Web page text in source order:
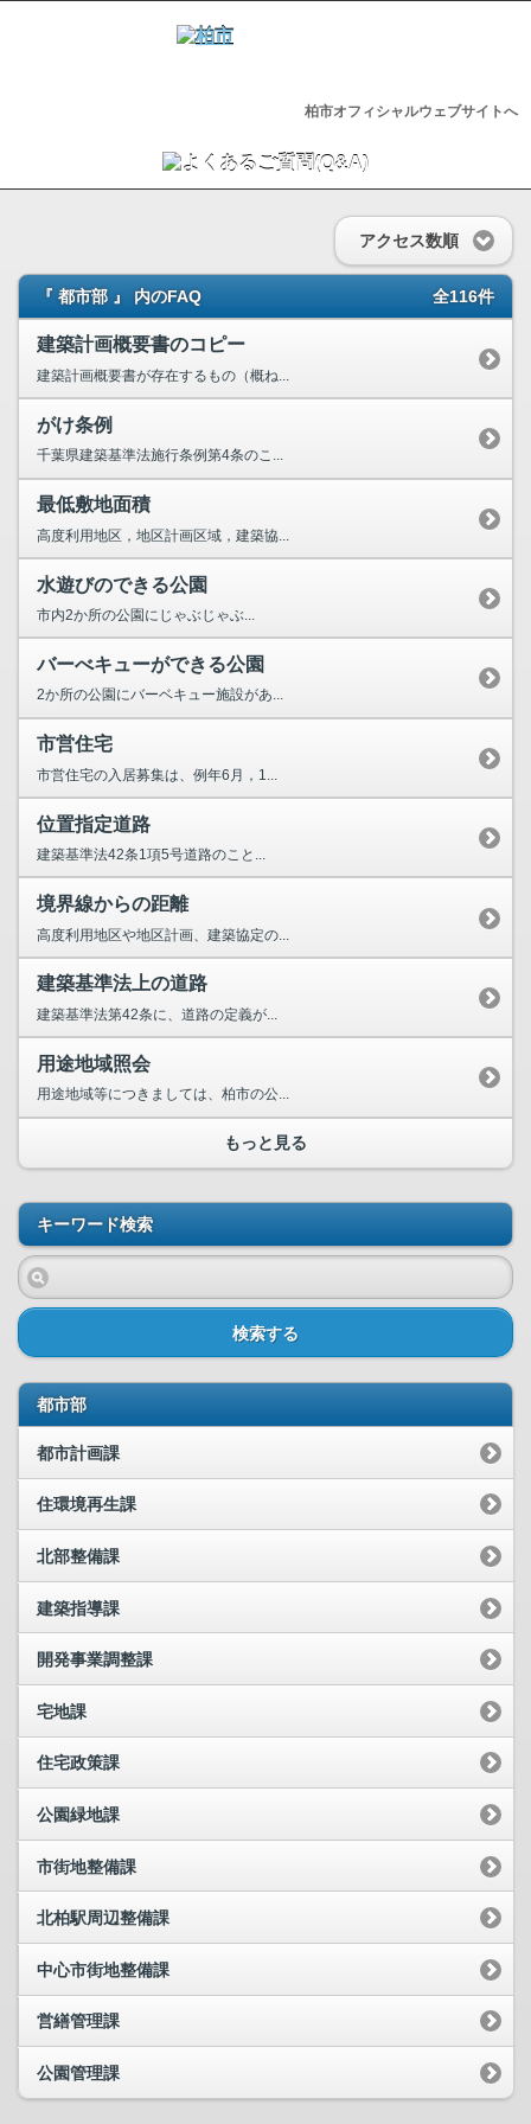
柏市オフィシャルウェブサイトへ
アクセス数順
『 都市部 』 内のFAQ 全116件
建築計画概要書のコピー
建築計画概要書が存在するもの（概ね...
がけ条例
千葉県建築基準法施行条例第4条のこ...
最低敷地面積
高度利用地区，地区計画区域，建築協...
水遊びのできる公園
市内2か所の公園にじゃぶじゃぶ...
バーべキューができる公園
2か所の公園にバーベキュー施設があ...
市営住宅
市営住宅の入居募集は、例年6月，1...
位置指定道路
建築基準法42条1項5号道路のこと...
境界線からの距離
高度利用地区や地区計画、建築協定の...
建築基準法上の道路
建築基準法第42条に、道路の定義が...
用途地域照会
用途地域等につきましては、柏市の公...
もっと見る
キーワード検索
検索する
都市部
都市計画課
住環境再生課
北部整備課
建築指導課
開発事業調整課
宅地課
住宅政策課
公園緑地課
市街地整備課
北柏駅周辺整備課
中心市街地整備課
営繕管理課
公園管理課